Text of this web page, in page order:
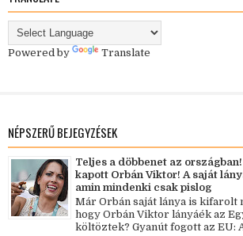
Powered by Translate
NÉPSZERŰ BEJEGYZÉSEK
Teljes a döbbenet az
kapott Orbán Viktor! A saját
amin mindenki csak pislog
Már Orbán saját lánya is kifarolt
hogy Orbán Viktor lányáék az
költöztek? Gyanút fogott az EU: